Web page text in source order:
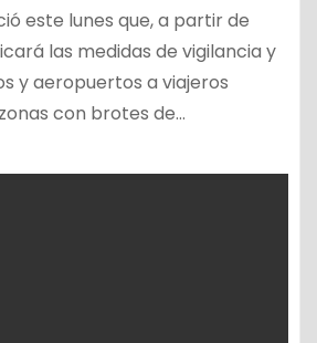
este lunes que, a partir de
las medidas de vigilancia y
y aeropuertos a viajeros
con brotes de…